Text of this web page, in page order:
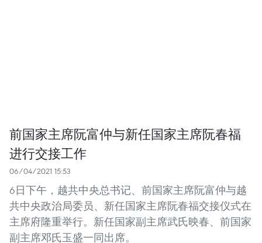
前国家主席阮富仲与新任国家主席阮春福
进行交接工作
06/04/2021 15:53
6日下午，越共中央总书记、前国家主席阮富仲与越
共中央政治局委员、新任国家主席阮春福交接仪式在
主席府隆重举行。新任国家副主席武氏映春、前国家
副主席邓氏玉盛一同出席。